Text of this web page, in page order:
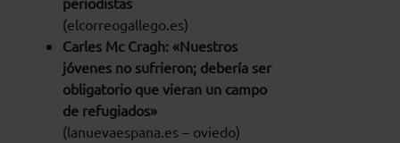
(elcorreogallego.es)
Carles Mc Cragh: «Nuestros
jóvenes no sufrieron; debería ser
obligatorio que vieran un campo
de refugiados»
(lanuevaespana.es – oviedo)